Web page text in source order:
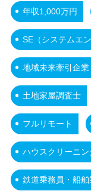
年収1,000万円
SE（システムエン
地域未来牽引企業
土地家屋調査士
フルリモート
ハウスクリーニン
鉄道乗務員・船舶